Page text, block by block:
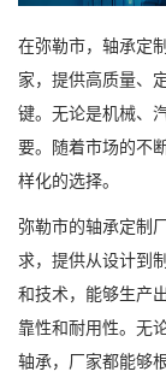
在弥勒市，轴承定
家，提供高质量、
键。无论是机械、
要。随着市场的不
样化的选择。
弥勒市的轴承定制
求，提供从设计到
和技术，能够生产
靠性和耐用性。无
轴承，厂家都能够